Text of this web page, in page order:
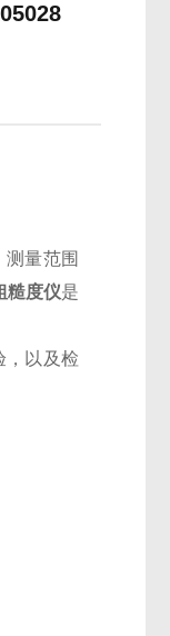
量范围
糙度仪是
，以及检